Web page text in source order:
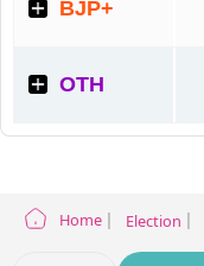
Home Election